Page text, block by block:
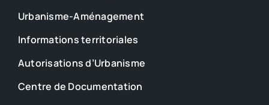
Urbanisme-Aménagement
Informations territoriales
Autorisations d’Urbanisme
Centre de Documentation